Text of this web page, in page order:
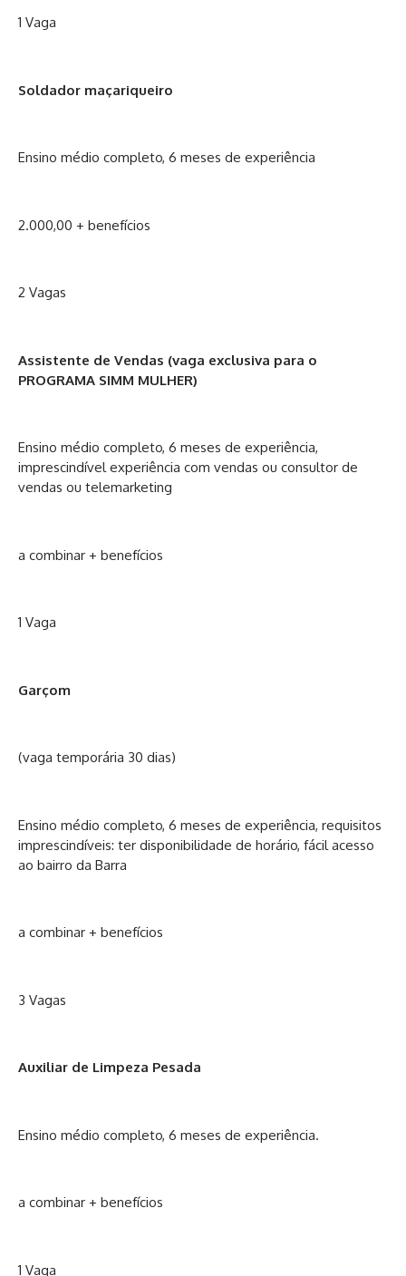
1 Vaga
Soldador maçariqueiro
Ensino médio completo, 6 meses de experiência
2.000,00 + benefícios
2 Vagas
Assistente de Vendas (vaga exclusiva para o
PROGRAMA SIMM MULHER)
Ensino médio completo, 6 meses de experiência,
imprescindível experiência com vendas ou consultor de
vendas ou telemarketing
a combinar + benefícios
1 Vaga
Garçom
(vaga temporária 30 dias)
Ensino médio completo, 6 meses de experiência, requisitos
imprescindíveis: ter disponibilidade de horário, fácil acesso
ao bairro da Barra
a combinar + benefícios
3 Vagas
Auxiliar de Limpeza Pesada
Ensino médio completo, 6 meses de experiência.
a combinar + benefícios
1 Vaga